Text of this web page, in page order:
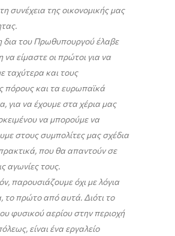
συνέχεια της οικονομικής μας
δια του Πρωθυπουργού έλαβε
είμαστε οι πρώτοι για να
ταχύτερα και τους
πόρους και τα ευρωπαϊκά
για να έχουμε στα χέρια μας
να μπορούμε να
στους συμπολίτες μας σχέδια
που θα απαντούν σε
αγωνίες τους.
παρουσιάζουμε όχι με λόγια
το πρώτο από αυτά. Διότι το
φυσικού αερίου στην περιοχή
είναι ένα εργαλείο